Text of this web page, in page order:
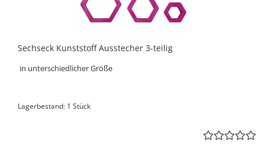
Sechseck Kunststoff Ausstecher 3-teilig
in unterschiedlicher Größe
Lagerbestand: 1 Stück